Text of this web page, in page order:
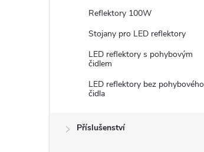
Reflektory 100W
Stojany pro LED reflektory
LED reflektory s pohybovým
čidlem
LED reflektory bez pohybového
čidla
Příslušenství